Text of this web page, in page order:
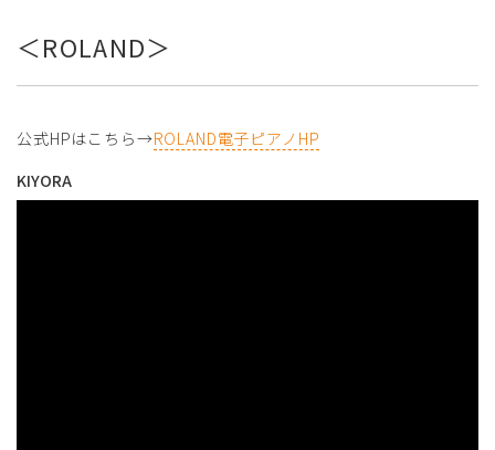
＜ROLAND＞
公式HPはこちら→ROLAND電子ピアノHP
KIYORA